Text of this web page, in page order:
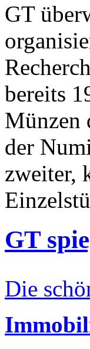
GT
bereits
Münzen
der
zweiter,
GT
Die